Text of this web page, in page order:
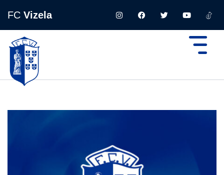
FC Vizela